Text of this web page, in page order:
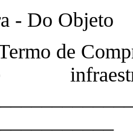
- Do Objeto
de